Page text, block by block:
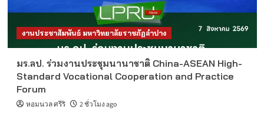
งานประชาสัมพันธ์ มหาวิทยาลัยราชภัฏลำปาง
มร.ลป. ร่วมงานประชุมนานาชาติ China-ASEAN High-
Standard Vocational Cooperation and Practice
Forum
หอมนวล ศรีริ 2 ชั่วโมง ago